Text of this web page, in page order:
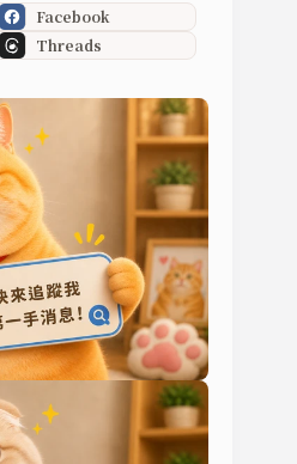
Facebook
Threads